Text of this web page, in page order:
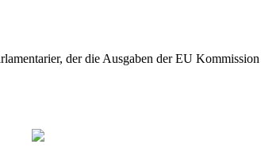
der die Ausgaben der EU